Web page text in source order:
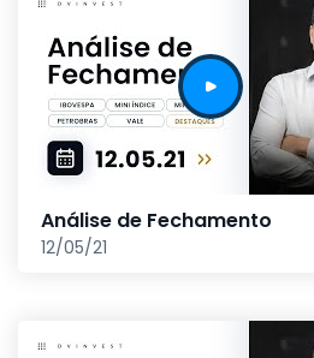
Análise de Fechamento
12/05/21